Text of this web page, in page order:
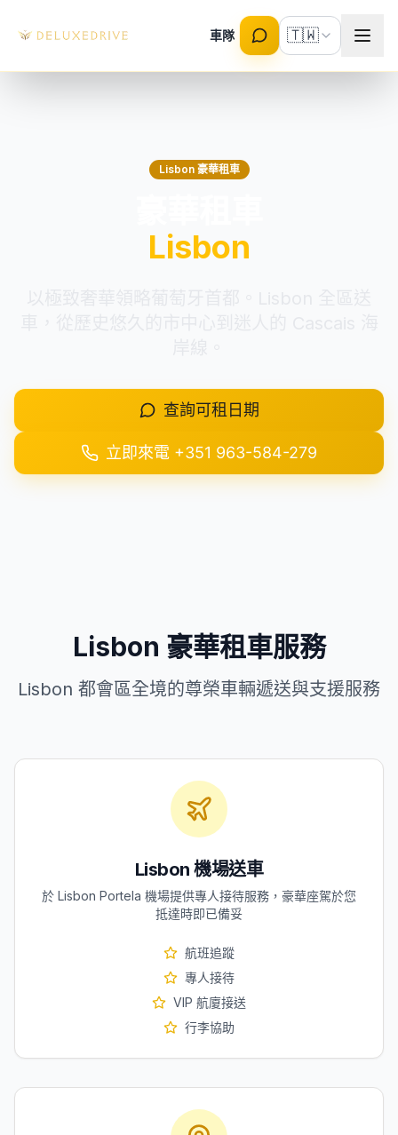
車隊 🇹🇼
+351 963-584-279
取得報價
Lisbon 豪華租車
Lisbon
查詢可租日期
立即來電 +351 963-584-279
Lisbon 豪華租車服務
Lisbon 都會區全境的尊榮車輛遞送與支援服務
Lisbon 機場送車
於 Lisbon Portela 機場提供專人接待服務，豪華座駕於您
抵達時即已備妥
航班追蹤
專人接待
VIP 航廈接送
行李協助